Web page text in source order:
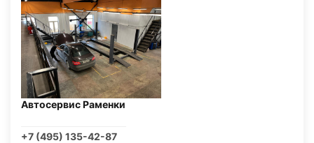
Автосервис Раменки
+7 (495) 135-42-87